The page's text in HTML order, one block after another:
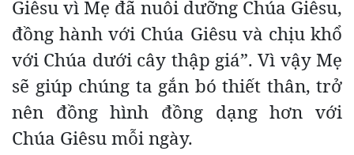
Giêsu vì Mẹ đã nuôi dưỡng Chúa Giêsu,
đồng hành với Chúa Giêsu và chịu khổ
với Chúa dưới cây thập giá”. Vì vậy Mẹ
sẽ giúp chúng ta gắn bó thiết thân, trở
nên đồng hình đồng dạng hơn với
Chúa Giêsu mỗi ngày.